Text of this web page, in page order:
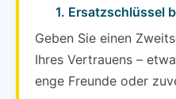
1. Ersatzschlüssel
Geben Sie einen
Ihres Vertrauens –
enge Freunde oder